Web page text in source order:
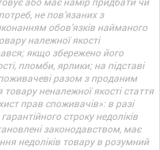
не пов’язаних з
обов’язків найманого
належної якості
якщо збережено його
пломби, ярлики; на підставі
разом з проданим
неналежної якості стаття
прав споживачів»: в разі
строку недоліків
законодавством, має
недоліків товару в розумний